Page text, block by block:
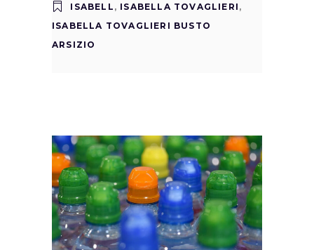
ISABELL , ISABELLA TOVAGLIERI ,
ISABELLA TOVAGLIERI BUSTO
ARSIZIO